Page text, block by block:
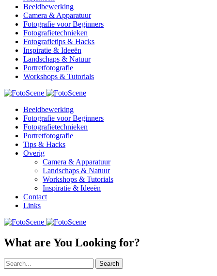
Beeldbewerking
Camera & Apparatuur
Fotografie voor Beginners
Fotografietechnieken
Fotografietips & Hacks
Inspiratie & Ideeën
Landschaps & Natuur
Portretfotografie
Workshops & Tutorials
Beeldbewerking
Fotografie voor Beginners
Fotografietechnieken
Portretfotografie
Tips & Hacks
Overig
Camera & Apparatuur
Landschaps & Natuur
Workshops & Tutorials
Inspiratie & Ideeën
Contact
Links
What are You Looking for?
Search